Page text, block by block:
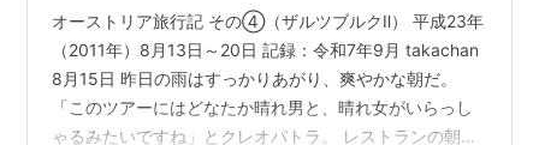
オーストリア旅行記 その④（ザルツブルクⅡ） 平成23年
（2011年）8月13日～20日 記録：令和7年9月 takachan
8月15日 昨日の雨はすっかりあがり、爽やかな朝だ。
「このツアーにはどなたか晴れ男と、晴れ女がいらっし
ゃるみたいですね」とクレオパトラ。 レストランの朝食